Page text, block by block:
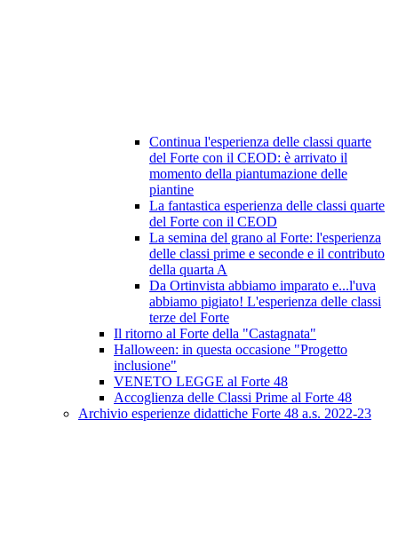
Continua l'esperienza delle classi quarte
del Forte con il CEOD: è arrivato il
momento della piantumazione delle
piantine
La fantastica esperienza delle classi quarte
del Forte con il CEOD
La semina del grano al Forte: l'esperienza
delle classi prime e seconde e il contributo
della quarta A
Da Ortinvista abbiamo imparato e...l'uva
abbiamo pigiato! L'esperienza delle classi
terze del Forte
Il ritorno al Forte della "Castagnata"
Halloween: in questa occasione "Progetto
inclusione"
VENETO LEGGE al Forte 48
Accoglienza delle Classi Prime al Forte 48
Archivio esperienze didattiche Forte 48 a.s. 2022-23